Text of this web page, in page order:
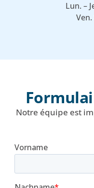
Lun. –
Ven.
Notre équipe est